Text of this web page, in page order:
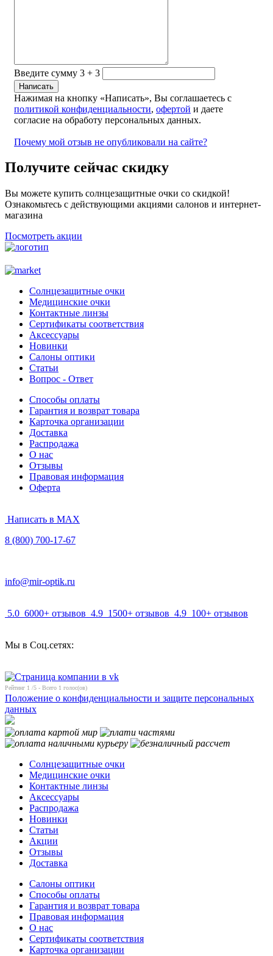
Введите сумму 3 + 3
Нажимая на кнопку «Написать», Вы соглашаетесь с
политикой конфиденциальности, офертой и даете
согласие на обработу персональных данных.
Почему мой отзыв не опубликовали на сайте?
Получите сейчас скидку
Вы можете купить солнцезащитные очки со скидкой!
Ознакомьтесь с действующими акциями салонов и интернет-
магазина
Посмотреть акции
Солнцезащитные очки
Медицинские очки
Контактные линзы
Сертификаты соответствия
Аксессуары
Новинки
Салоны оптики
Статьи
Вопрос - Ответ
Способы оплаты
Гарантия и возврат товара
Карточка организации
Доставка
Распродажа
О нас
Отзывы
Правовая информация
Оферта
Написать в MAX
8 (800) 700-17-67
info@mir-optik.ru
5.0 6000+ отзывов 4.9 1500+ отзывов 4.9 100+ отзывов
Мы в Соц.сетях:
Рейтинг 1 /5 - Всего 1 голос(ов)
Положение о конфиденциальности и защите персональных
данных
Солнцезащитные очки
Медицинские очки
Контактные линзы
Аксессуары
Распродажа
Новинки
Статьи
Акции
Отзывы
Доставка
Салоны оптики
Способы оплаты
Гарантия и возврат товара
Правовая информация
О нас
Сертификаты соответствия
Карточка организации